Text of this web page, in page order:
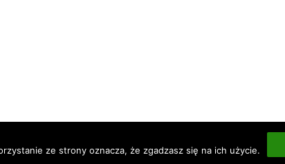
ze strony oznacza, że zgadzasz się na ich użycie.